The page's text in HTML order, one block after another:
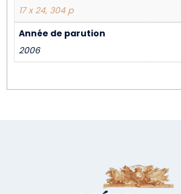
17 x 24, 304 p
Année de parution
2006